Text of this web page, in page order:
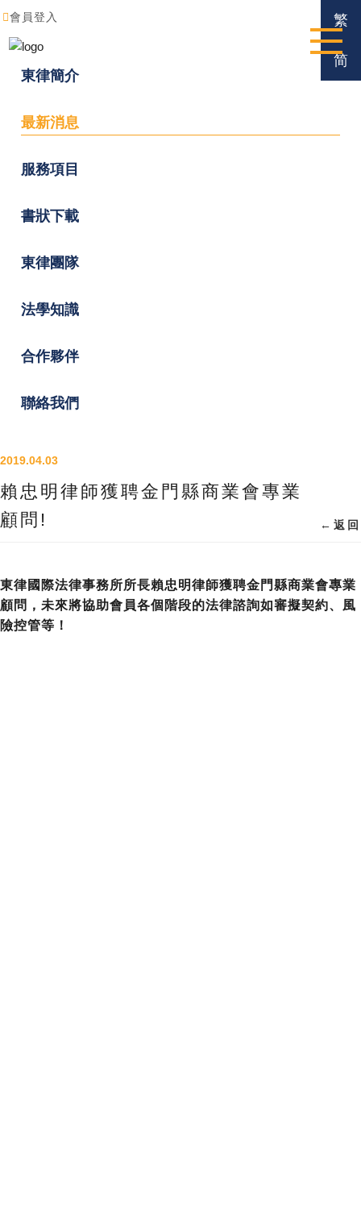
東律簡介
最新消息
服務項目
書狀下載
東律團隊
法學知識
合作夥伴
聯絡我們
繁
简
會員登入
2019.04.03
賴忠明律師獲聘金門縣商業會專業
顧問!
← 返回
東律國際法律事務所所長賴忠明律師獲聘金門縣商業會專業
顧問，未來將協助會員各個階段的法律諮詢如審擬契約、風
險控管等！